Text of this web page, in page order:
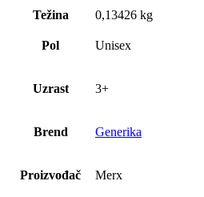
Težina 0,13426 kg
Pol Unisex
Uzrast 3+
Brend Generika
Proizvođač Merx